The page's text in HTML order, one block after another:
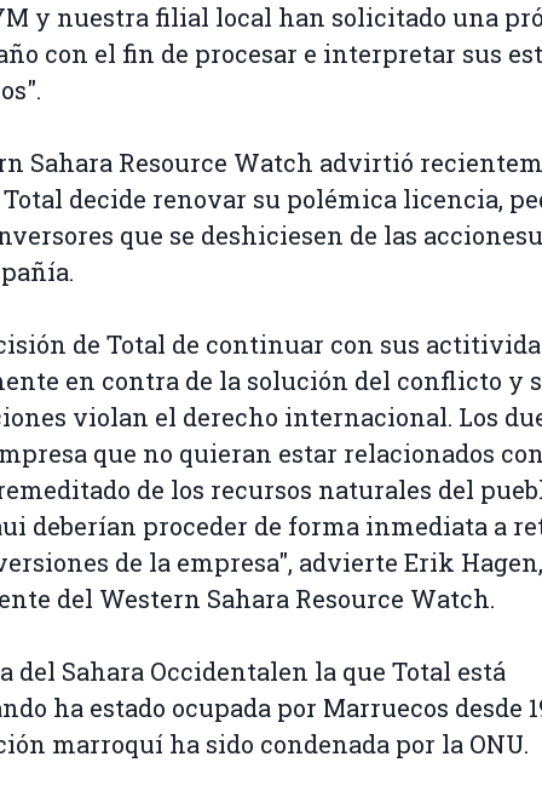
y nuestra filial local han solicitado una
con el fin de procesar e interpretar sus
Sahara Resource Watch advirtió
Total decide renovar su polémica licencia,
que se deshiciesen de las
de Total de continuar con sus
en contra de la solución del conflicto y
violan el derecho internacional. Los
que no quieran estar relacionados
de los recursos naturales del
deberían proceder de forma inmediata a
de la empresa", advierte Erik Hagen,
del Western Sahara Resource Watch.
del Sahara Occidentalen la que Total está
ha estado ocupada por Marruecos desde
marroquí ha sido condenada por la ONU.